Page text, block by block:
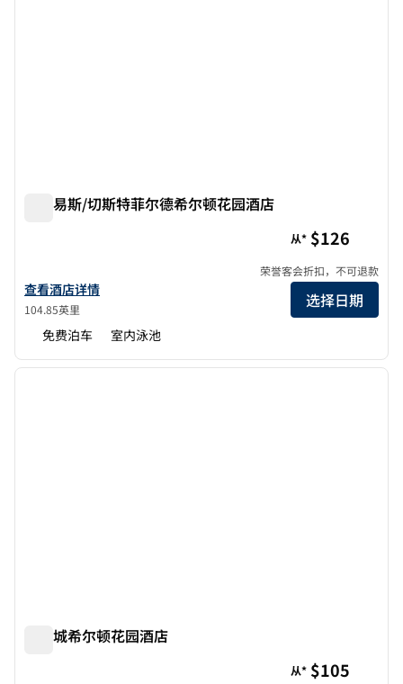
圣路易斯/切斯特菲尔德希尔顿花园酒店
查看圣路易斯/切斯特菲尔德希尔顿花园酒店详情
查看酒店详情
104.85英里
从* $126
荣誉客会折扣，不可退款
选择日期
免费泊车 室内泳池
1/12
1/12
下一
独立城希尔顿花园酒店
从* $105